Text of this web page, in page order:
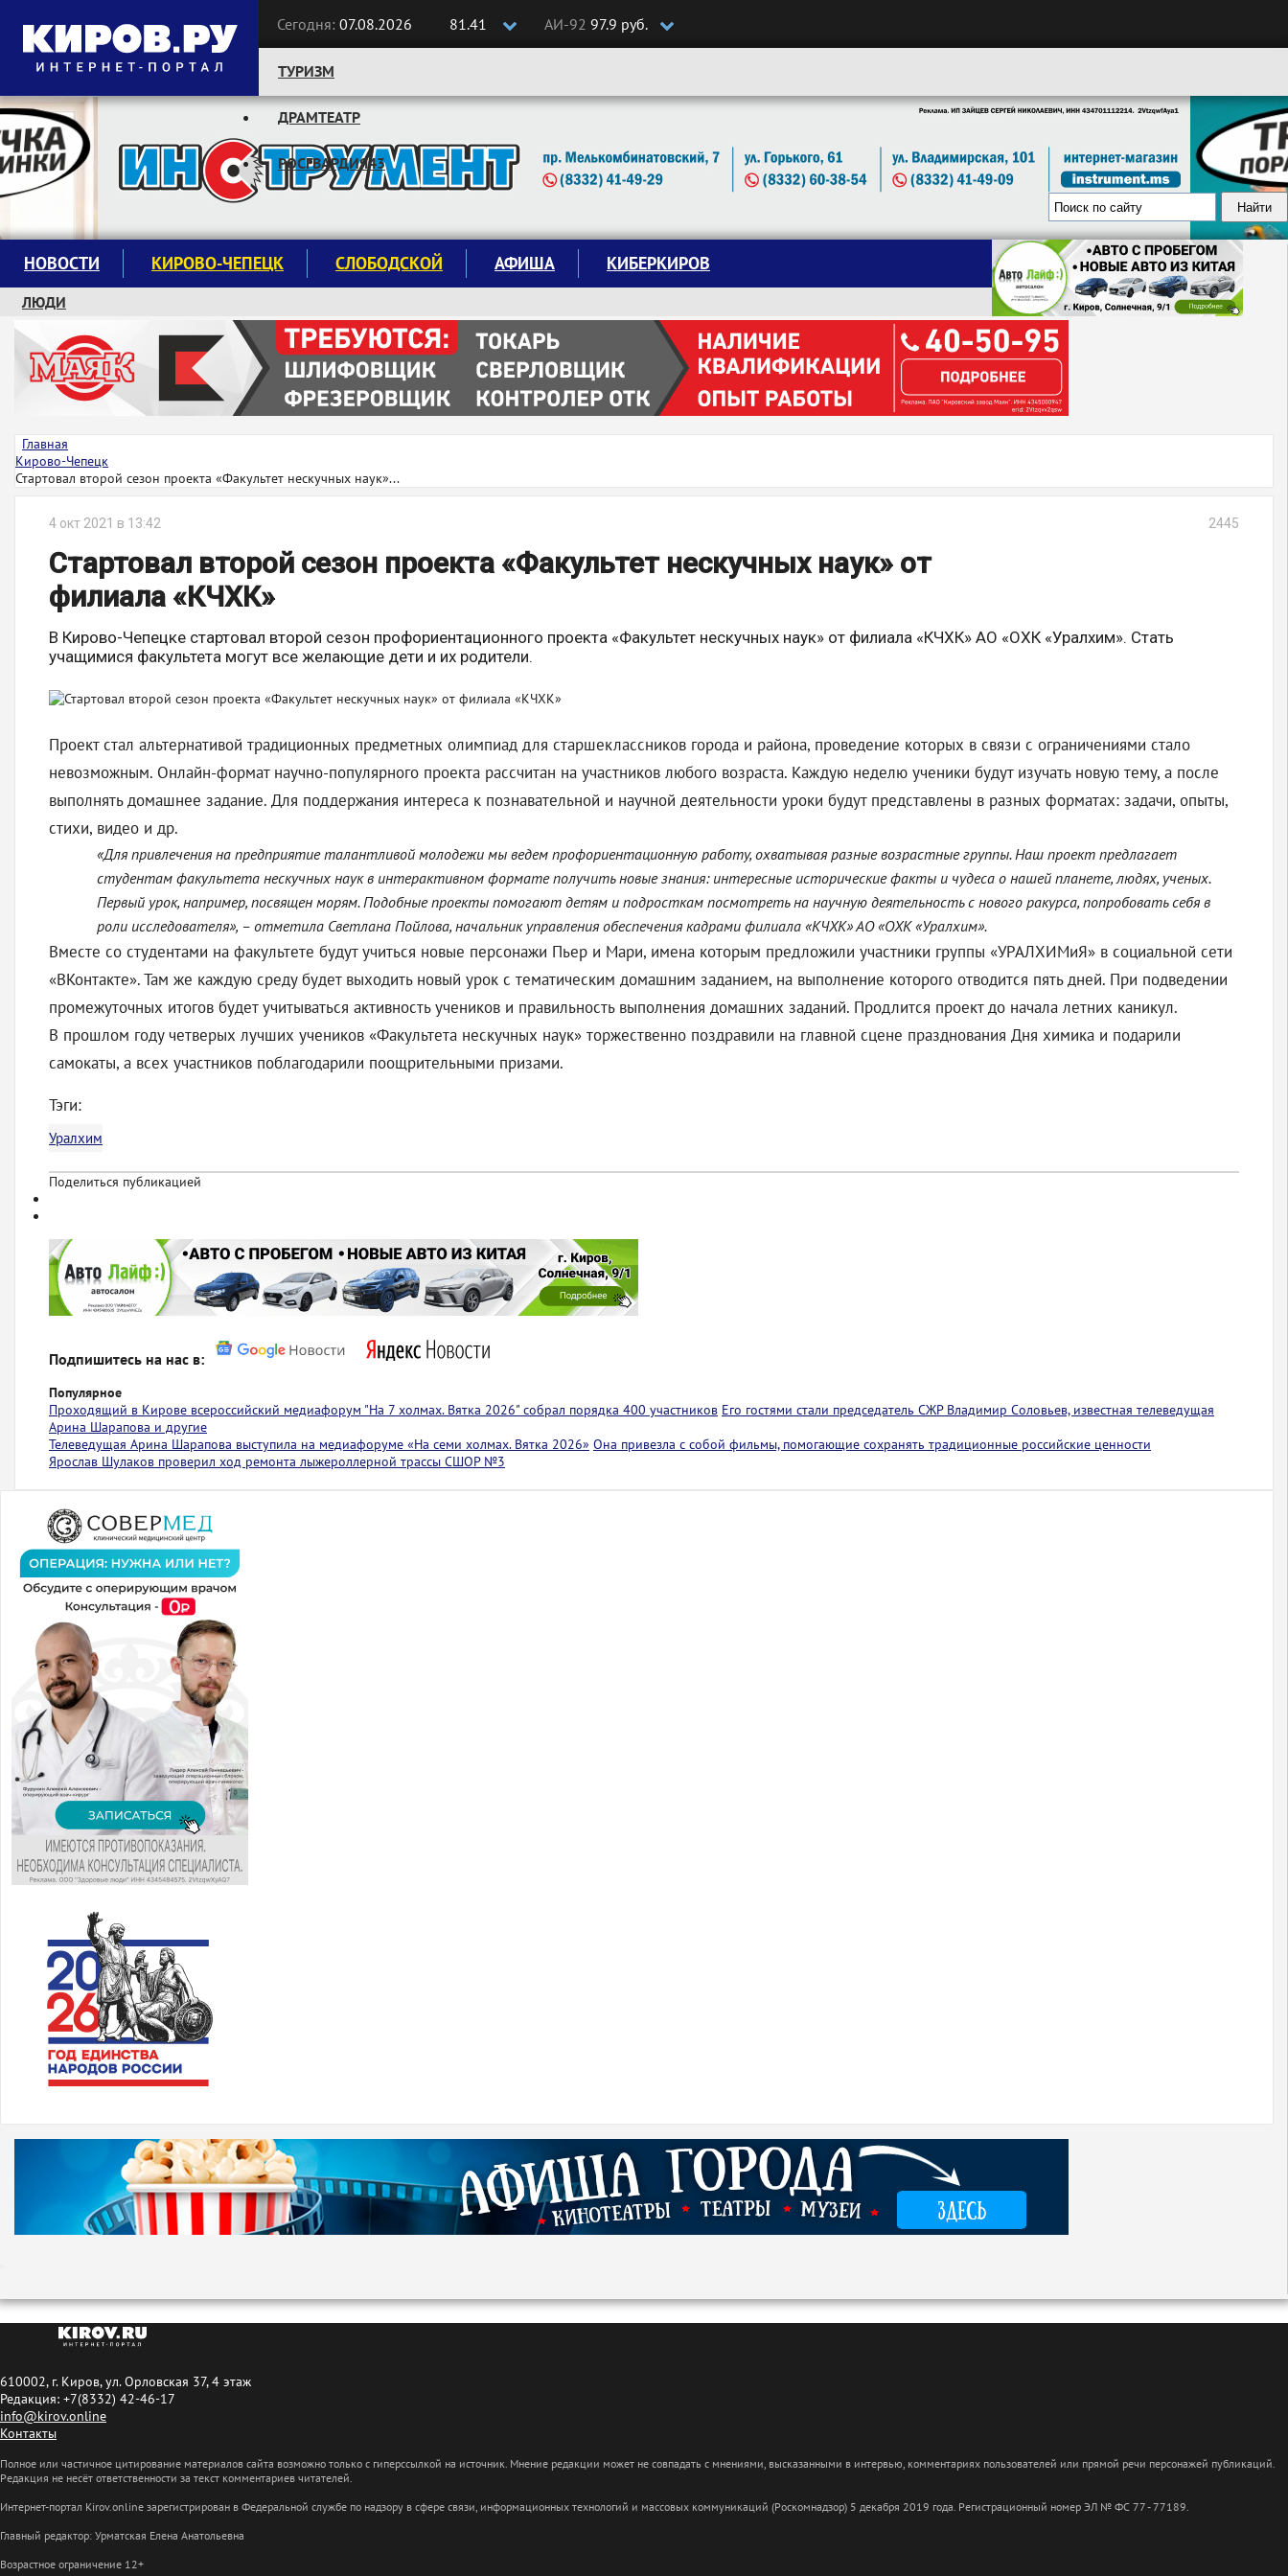
Сегодня: 07.08.2026 81.41 АИ-92 97.9 руб.
Следите за новостями:
ТУРИЗМ
ДРАМТЕАТР
РОСГВАРДИЯ43
НОВОСТИ КИРОВО-ЧЕПЕЦК СЛОБОДСКОЙ АФИША КИБЕРКИРОВ
ЛЮДИ
КРУЖКИ И СЕКЦИИ
ЗАВОДУ "МАЯК" 85 ЛЕТ
ЭКОЛОГИЯ
Главная
Кирово-Чепецк
Стартовал второй сезон проекта «Факультет нескучных наук»...
4 окт 2021 в 13:42 2445
Стартовал второй сезон проекта «Факультет нескучных наук» от
филиала «КЧХК»
В Кирово-Чепецке стартовал второй сезон профориентационного проекта «Факультет нескучных наук» от филиала «КЧХК» АО «ОХК «Уралхим». Стать
учащимися факультета могут все желающие дети и их родители.
Проект стал альтернативой традиционных предметных олимпиад для старшеклассников города и района, проведение которых в связи с ограничениями стало
невозможным. Онлайн-формат научно-популярного проекта рассчитан на участников любого возраста. Каждую неделю ученики будут изучать новую тему, а после
выполнять домашнее задание. Для поддержания интереса к познавательной и научной деятельности уроки будут представлены в разных форматах: задачи, опыты,
стихи, видео и др.
«Для привлечения на предприятие талантливой молодежи мы ведем профориентационную работу, охватывая разные возрастные группы. Наш проект предлагает
студентам факультета нескучных наук в интерактивном формате получить новые знания: интересные исторические факты и чудеса о нашей планете, людях, ученых.
Первый урок, например, посвящен морям. Подобные проекты помогают детям и подросткам посмотреть на научную деятельность с нового ракурса, попробовать себя в
роли исследователя», – отметила Светлана Пойлова, начальник управления обеспечения кадрами филиала «КЧХК» АО «ОХК «Уралхим».
Вместе со студентами на факультете будут учиться новые персонажи Пьер и Мари, имена которым предложили участники группы «УРАЛХИМиЯ» в социальной сети
«ВКонтакте». Там же каждую среду будет выходить новый урок с тематическим домашним заданием, на выполнение которого отводится пять дней. При подведении
промежуточных итогов будет учитываться активность учеников и правильность выполнения домашних заданий. Продлится проект до начала летних каникул.
В прошлом году четверых лучших учеников «Факультета нескучных наук» торжественно поздравили на главной сцене празднования Дня химика и подарили
самокаты, а всех участников поблагодарили поощрительными призами.
Тэги:
Уралхим
Поделиться публикацией
Подпишитесь на нас в:
Популярное
Проходящий в Кирове всероссийский медиафорум "На 7 холмах. Вятка 2026" собрал порядка 400 участников Его гостями стали председатель СЖР Владимир Соловьев, известная телеведущая
Арина Шарапова и другие
Телеведущая Арина Шарапова выступила на медиафоруме «На семи холмах. Вятка 2026» Она привезла с собой фильмы, помогающие сохранять традиционные российские ценности
Ярослав Шулаков проверил ход ремонта лыжероллерной трассы СШОР №3
610002, г. Киров, ул. Орловская 37, 4 этаж
Редакция: +7(8332) 42-46-17
info@kirov.online
Контакты
Полное или частичное цитирование материалов сайта возможно только с гиперссылкой на источник. Мнение редакции может не совпадать с мнениями, высказанными в интервью, комментариях пользователей или прямой речи персонажей публикаций.
Редакция не несёт ответственности за текст комментариев читателей.
Интернет-портал Kirov.online зарегистрирован в Федеральной службе по надзору в сфере связи, информационных технологий и массовых коммуникаций (Роскомнадзор) 5 декабря 2019 года. Регистрационный номер ЭЛ № ФС 77 - 77189.
Главный редактор: Урматская Елена Анатольевна
Возрастное ограничение 12+